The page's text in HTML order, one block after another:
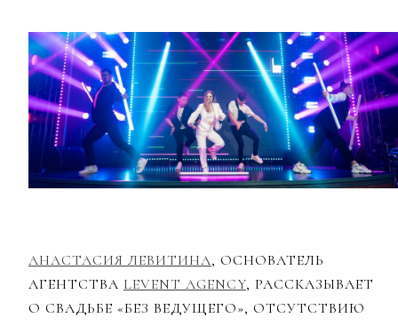
АНАСТАСИЯ ЛЕВИТИНА, ОСНОВАТЕЛЬ
АГЕНТСТВА LEVENT AGENCY, РАССКАЗЫВАЕТ
О СВАДЬБЕ «БЕЗ ВЕДУЩЕГО», ОТСУТСТВИЮ